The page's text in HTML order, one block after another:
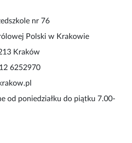
nr 76
Polski w Krakowie
Kraków
6252970
od poniedziałku do piątku 7.00-